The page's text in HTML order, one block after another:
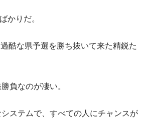
かりだ。
酷な県予選を勝ち抜いて来た精鋭た
負なのが凄い。
ステムで、すべての人にチャンスが